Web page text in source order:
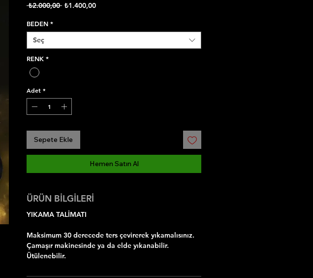
₺2.000,00 Normal
₺1.400,00İndirimli
BEDEN *
Seç
RENK *
Adet *
Sepete Ekle
Hemen Satın Al
ÜRÜN BİLGİLERİ
YIKAMA TALİMATI
Maksimum 30 derecede ters çevirerek yıkamalısınız.
Çamaşır makinesinde ya da elde yıkanabilir.
Ütülenebilir.